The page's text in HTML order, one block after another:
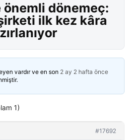
önemli dönemeç:
ilk kez kâra
vardır ve en son 2 ay 2 hafta önce
1)
#17692